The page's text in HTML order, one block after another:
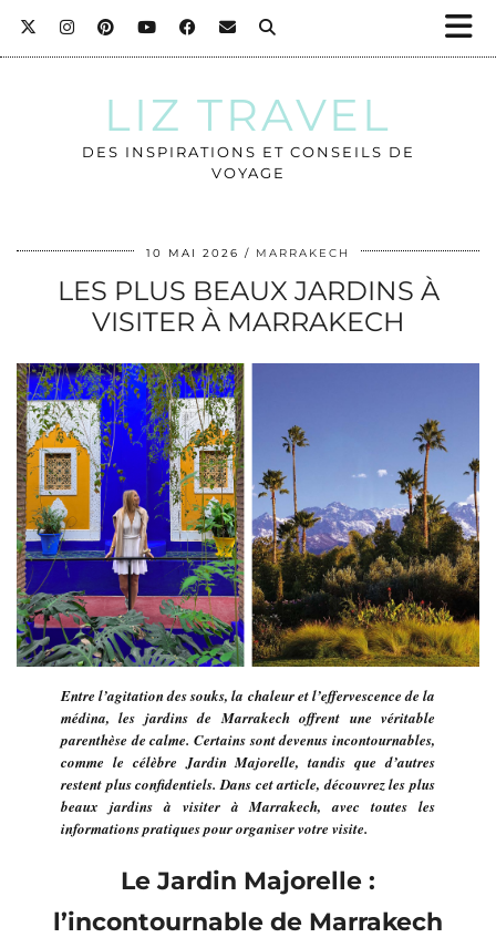
LIZ TRAVEL
DES INSPIRATIONS ET CONSEILS DE
VOYAGE
10 MAI 2026 MARRAKECH
LES PLUS BEAUX JARDINS À
VISITER À MARRAKECH
Entre l’agitation des souks, la chaleur et l’effervescence de la
médina, les jardins de Marrakech offrent une véritable
parenthèse de calme. Certains sont devenus incontournables,
comme le célèbre Jardin Majorelle, tandis que d’autres
restent plus confidentiels. Dans cet article, découvrez les plus
beaux jardins à visiter à Marrakech, avec toutes les
informations pratiques pour organiser votre visite.
Le Jardin Majorelle :
l’incontournable de Marrakech